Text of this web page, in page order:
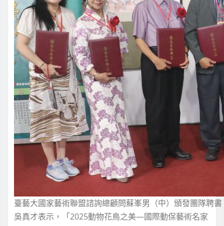
臺藝大國家藝術聯盟諮詢總顧問蘇峯男（中）頒發團隊聘
吳真才表示，「2025動物花鳥之美—國際動保藝術名家